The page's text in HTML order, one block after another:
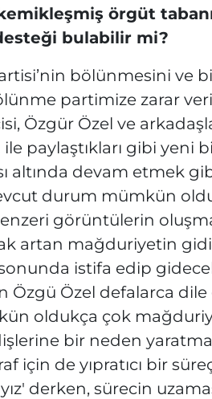
örgüt
bulabilir mi?
bölünmesini ve
partimize zarar
Özgür Özel ve
paylaştıkları gibi yeni
altında devam etmek
durum mümkün
görüntülerin
artan mağduriyetin
istifa edip
Özgü Özel defalarca
oldukça çok
bir neden yaratma
de yıpratıcı bir
derken, sürecin